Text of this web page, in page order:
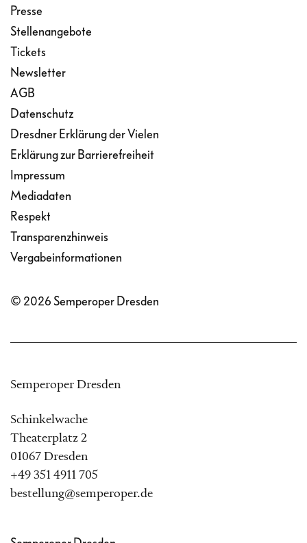
Presse
Stellenangebote
Tickets
Newsletter
AGB
Datenschutz
Dresdner Erklärung der Vielen
Erklärung zur Barrierefreiheit
Impressum
Mediadaten
Respekt
Transparenzhinweis
Vergabeinformationen
© 2026 Semperoper Dresden
Semperoper Dresden
Schinkelwache
Theaterplatz 2
01067 Dresden
+49 351 4911 705
bestellung@semperoper.de